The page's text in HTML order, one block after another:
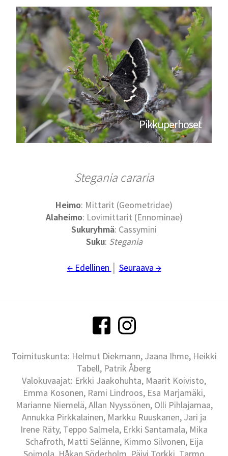
Pikkuperhoset
Stegania cararia
Heimo: Mittarit (Geometridae)
Alaheimo: Lovimittarit (Ennominae)
Sukuryhmä: Cassymini
Suku: Stegania
← Edellinen Seuraava →
Toimituskunta: Helmut Diekmann, Jaana Ihme, Heikki
Tabell, Patrik Åberg
Valokuvaajat: Erkki Jaakohuhta, Maarit Koivisto,
Emma Kosonen, Rami Lindroos, Esa Marjamäki,
Marianne Niemelä, Allan Nyyssönen, Olli Pihlajamaa,
Annukka Pirkkalainen, Markku Ruuskanen, Jari ja
Irene Räty, Teppo Salmela, Erkki Santamala, Mika
Schafroth, Matti Selänne, Kimmo Silvonen, Eija